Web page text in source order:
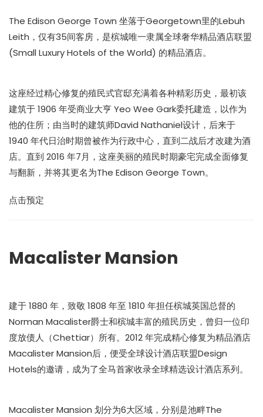
The Edison George Town 坐落于Georgetown里的Lebuh
Leith，仅有35间客房，是槟城唯一隶属全球奢华精品酒店联盟
(Small Luxury Hotels of the World) 的精品酒店。
这座经过精心修复的殖民式官邸充满着各种精彩历史，最初该
建筑于 1906 年受商业大亨 Yeo Wee Gark委托建造，以作为
他的住所；由当时的建筑师David Nathaniel设计，后来于
1940 年代日治时期曾被作为行政中心，直到二战后才改建为酒
店。直到 2016 年7月，这座美丽的殖民时期豪宅完成全面修复
与翻新，并将其更名为The Edison George Town。
点击预定
Macalister Mansion
建于 1880 年，致敬 1808 年至 1810 年担任槟城英国总督的
Norman Macalister爵士和槟城丰富的殖民历史，曾归一位印
度放债人（Chettiar）所有。2012 年完成精心修复为精品酒店
Macalister Mansion后，便受全球设计酒店联盟Design
Hotels的邀请，成为了全马首家收录全球精选设计酒店系列。
Macalister Mansion 划分为6大区域，分别是池畔The